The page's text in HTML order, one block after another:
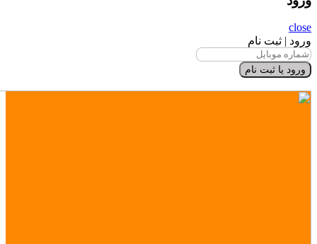
close
ورود | ثبت نام
ورود یا ثبت نام